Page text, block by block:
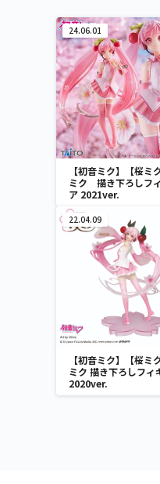
24.06.01
【初音ミク】【桜ミ
ミク 描き下ろしフ
ア 2021ver.
22.04.09
【初音ミク】【桜ミ
ミク 描き下ろしフィ
2020ver.